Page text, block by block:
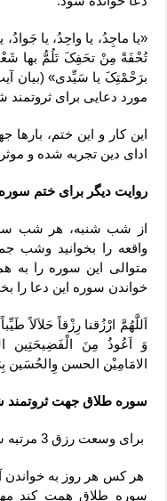
«یا ماجِدُ، یا واحِدُ، یا
تُحْفَةً مِنْ تحَفِکَ تَلُمُّ بها
برَحْمْتِکَ یا سَیِّدی» (بیان
مورد دعایی برای ثروتمند
این کار و این ختم،
ادای دین تجربه شده و
روایت دیگر برای ختم
از شب شنبه، هر شب سه
متوالی این سوره را به
خواندن سوره این دعا را
اَللَّهُمَّ ارْزُقنا رِزْقاً حَلاَلاً
وَ اَعُوذُ مِنَ الْفَضِیحَتِین
الامَامِیْن الحسن وِالحُسَین
سوره طلاق جهت
برای وسعت رزق 3 مرتبه سوره طلاق خوانده شود.
سوره طلاق همت کند